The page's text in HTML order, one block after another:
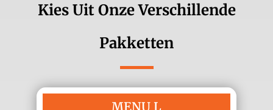
Kies Uit Onze Verschillende
Pakketten
MENU L